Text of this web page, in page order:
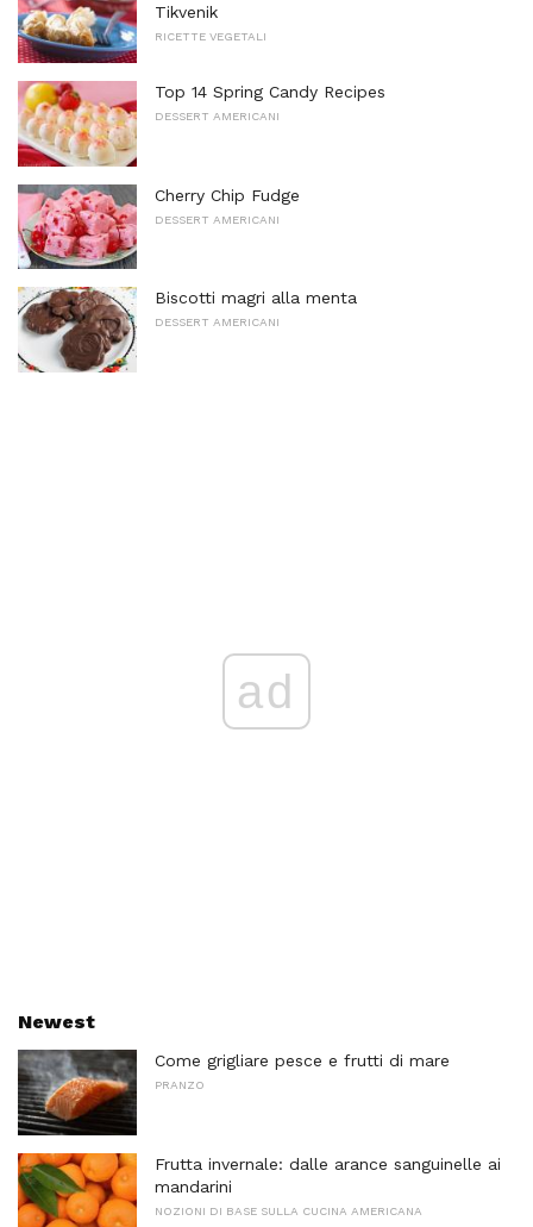
Tikvenik
RICETTE VEGETALI
Top 14 Spring Candy Recipes
DESSERT AMERICANI
Cherry Chip Fudge
DESSERT AMERICANI
Biscotti magri alla menta
DESSERT AMERICANI
ad
Newest
Come grigliare pesce e frutti di mare
PRANZO
Frutta invernale: dalle arance sanguinelle ai
mandarini
NOZIONI DI BASE SULLA CUCINA AMERICANA